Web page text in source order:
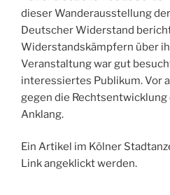
dieser Wanderausstellung
Deutscher Widerstand
Widerstandskämpfern über
Veranstaltung war gut
interessiertes Publikum. Vor
gegen die
Anklang.
Ein Artikel im Kölner
Link angeklickt werden.